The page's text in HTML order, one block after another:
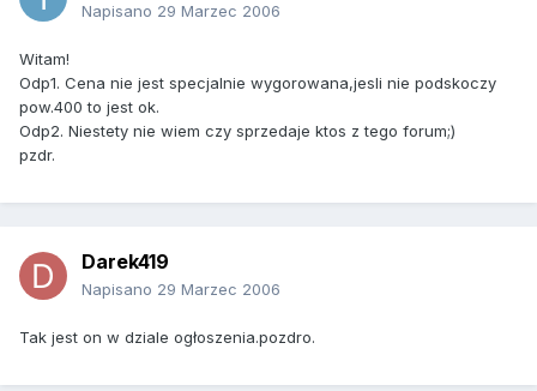
Napisano 29 Marzec 2006
Witam!
Odp1. Cena nie jest specjalnie wygorowana,jesli nie podskoczy
pow.400 to jest ok.
Odp2. Niestety nie wiem czy sprzedaje ktos z tego forum;)
pzdr.
Darek419
Napisano 29 Marzec 2006
Tak jest on w dziale ogłoszenia.pozdro.